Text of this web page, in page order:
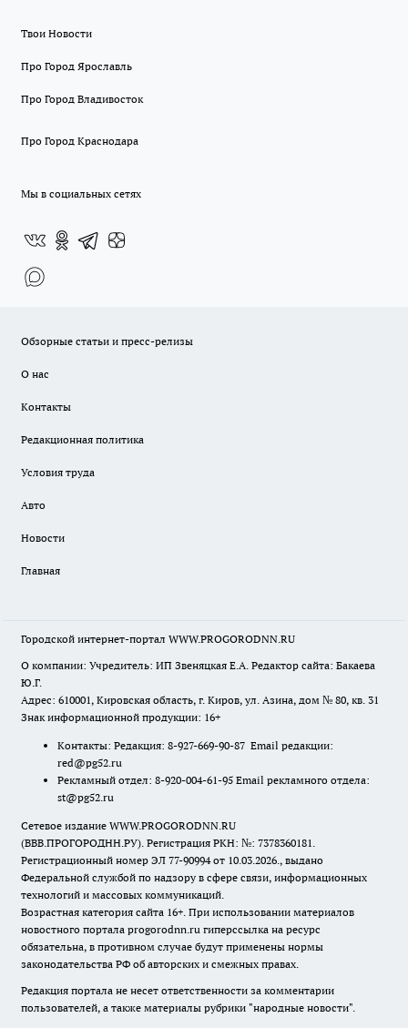
Твои Новости
Про Город Ярославль
Про Город Владивосток
Про Город Краснодара
Мы в социальных сетях
Обзорные статьи и пресс-релизы
О нас
Контакты
Редакционная политика
Условия труда
Авто
Новости
Главная
Городской интернет-портал WWW.PROGORODNN.RU
О компании: Учредитель: ИП Звеняцкая Е.А. Редактор сайта: Бакаева
Ю.Г.
Адрес: 610001, Кировская область, г. Киров, ул. Азина, дом № 80, кв. 31
Знак информационной продукции: 16+
Контакты: Редакция: 8-927-669-90-87 Email редакции:
red@pg52.ru
Рекламный отдел: 8-920-004-61-95 Email рекламного отдела:
st@pg52.ru
Сетевое издание WWW.PROGORODNN.RU
(ВВВ.ПРОГОРОДНН.РУ). Регистрация РКН: №: 7378360181.
Регистрационный номер ЭЛ 77-90994 от 10.03.2026., выдано
Федеральной службой по надзору в сфере связи, информационных
технологий и массовых коммуникаций.
Возрастная категория сайта 16+. При использовании материалов
новостного портала progorodnn.ru гиперссылка на ресурс
обязательна, в противном случае будут применены нормы
законодательства РФ об авторских и смежных правах.
Редакция портала не несет ответственности за комментарии
пользователей, а также материалы рубрики "народные новости".